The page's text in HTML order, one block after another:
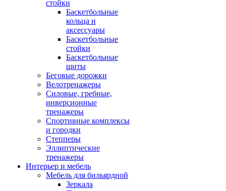
стойки
Баскетбольные
кольца и
аксессуары
Баскетбольные
стойки
Баскетбольные
щиты
Беговые дорожки
Велотренажеры
Силовые, гребные,
инверсионные
тренажеры
Спортивные комплексы
и городки
Степперы
Эллиптические
тренажеры
Интерьер и мебель
Мебель для бильярдной
Зеркала